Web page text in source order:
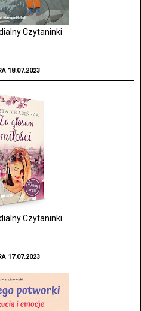
Czytaninki
18.07.2023
Czytaninki
17.07.2023